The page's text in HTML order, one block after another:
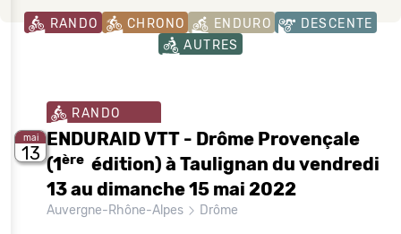
RANDO CHRONO ENDURO
DESCENTE
AUTRES
mai
13
RANDO
ENDURAID VTT - Drôme Provençale
(1ère édition) à Taulignan du vendredi
13 au dimanche 15 mai 2022
Auvergne-Rhône-Alpes Drôme